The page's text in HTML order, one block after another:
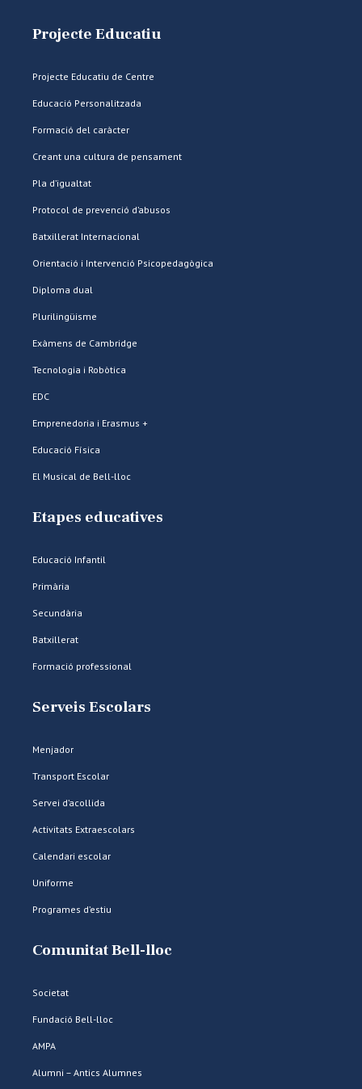
Projecte Educatiu
Projecte Educatiu de Centre
Educació Personalitzada
Formació del caràcter
Creant una cultura de pensament
Pla d’igualtat
Protocol de prevenció d’abusos
Batxillerat Internacional
Orientació i Intervenció Psicopedagògica
Diploma dual
Plurilingüisme
Exàmens de Cambridge
Tecnologia i Robòtica
EDC
Emprenedoria i Erasmus +
Educació Física
El Musical de Bell-lloc
Etapes educatives
Educació Infantil
Primària
Secundària
Batxillerat
Formació professional
Serveis Escolars
Menjador
Transport Escolar
Servei d’acollida
Activitats Extraescolars
Calendari escolar
Uniforme
Programes d’estiu
Comunitat Bell-lloc
Societat
Fundació Bell-lloc
AMPA
Alumni – Antics Alumnes